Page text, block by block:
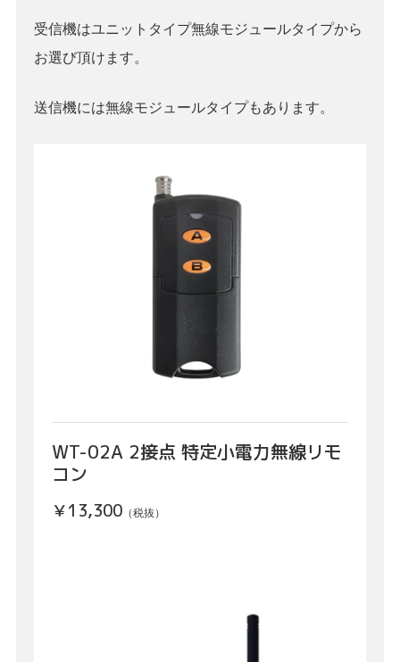
受信機はユニットタイプ無線モジュールタイプから
お選び頂けます。
送信機には無線モジュールタイプもあります。
WT-02A 2接点 特定小電力無線リモ
コン
￥13,300（税抜）